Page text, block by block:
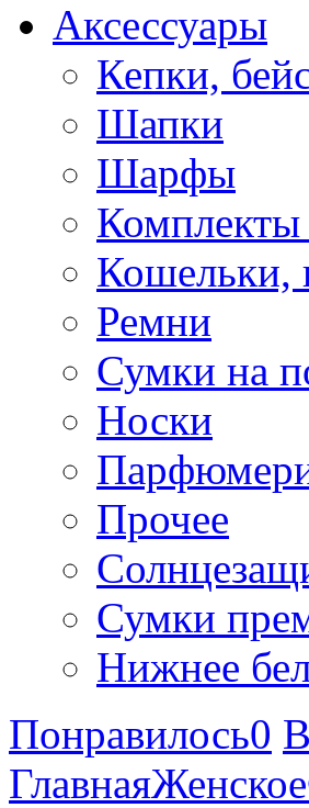
Аксессуары
Кепки,
Шапки
Шарфы
Кошельки,
Ремни
Сумки на
Носки
Прочее
Сумки
Нижнее
Понравилось0
ГлавнаяЖенское